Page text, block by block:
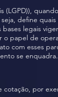
define
legais
papel de
com esses
se enquadra.
cotação, por